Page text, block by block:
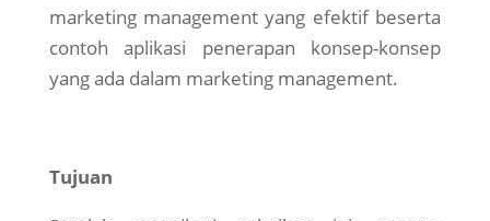
marketing management yang efektif beserta
contoh aplikasi penerapan konsep-konsep
yang ada dalam marketing management.
Tujuan